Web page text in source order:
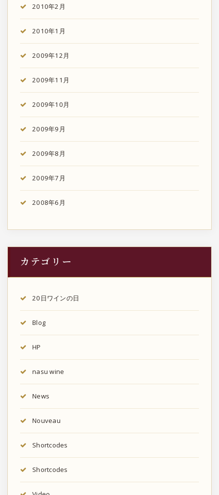
2010年2月
2010年1月
2009年12月
2009年11月
2009年10月
2009年9月
2009年8月
2009年7月
2008年6月
カテゴリー
20日ワインの日
Blog
HP
nasu wine
News
Nouveau
Shortcodes
Shortcodes